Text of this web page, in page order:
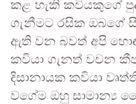
කළ හැකි කවියකුගේ
ගැනීමට රසික ඔබගේ
ඇති වන බවත් අපි
කවියා ගැනත් වචන
දිසානායක කවියා
වගේම ඔහු සාමාන්‍ය